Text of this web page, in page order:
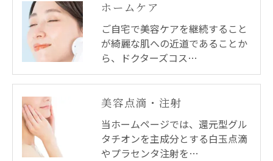
ホームケア
ご自宅で美容ケアを継続すること
が綺麗な肌への近道であることか
ら、ドクターズコス…
美容点滴・注射
当ホームページでは、還元型グル
タチオンを主成分とする白玉点滴
やプラセンタ注射を…